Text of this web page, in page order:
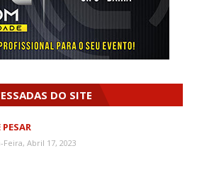
DO SITE
Feira, Abril 17, 2023